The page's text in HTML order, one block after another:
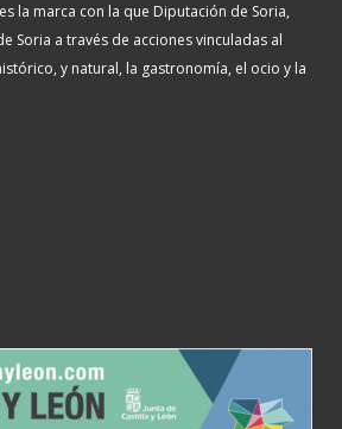
la marca con la que Diputación de Soria,
Soria a través de acciones vinculadas al
y natural, la gastronomía, el ocio y la